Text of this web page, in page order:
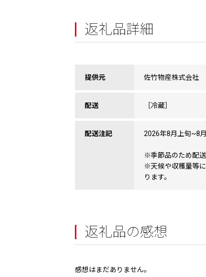
返礼品詳細
提供元 佐竹物産株式会社
配送 ［冷蔵］
配送注記 2026年8月上旬~8
※季節品のため配送
※天候や収穫量等
ります。
返礼品の感想
感想はまだありません。